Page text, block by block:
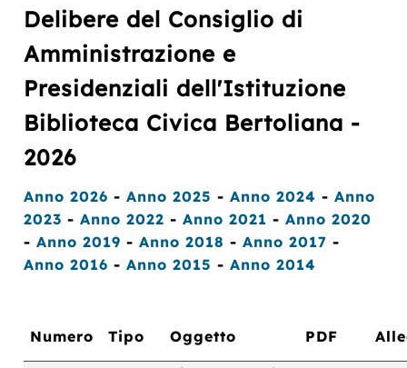
Delibere del Consiglio di
Amministrazione e
Presidenziali dell'Istituzione
Biblioteca Civica Bertoliana -
2026
Anno 2026 -Anno 2025 -Anno 2024 -Anno
2023 -Anno 2022 -Anno 2021 -Anno 2020
-Anno 2019 -Anno 2018 -Anno 2017 -
Anno 2016 -Anno 2015 -Anno 2014
Numero Tipo Oggetto PDF